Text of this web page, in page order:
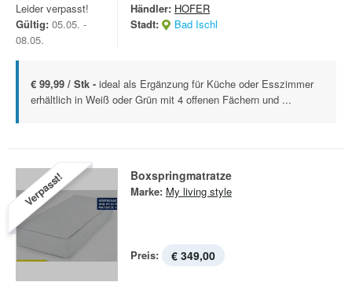
Leider verpasst!
Gültig: 05.05. -
08.05.
Händler: HOFER
Stadt:
Bad Ischl
€ 99,99 / Stk - ideal als Ergänzung für Küche oder Esszimmer
erhältlich in Weiß oder Grün mit 4 offenen Fächern und ...
Verpasst! Boxspringmatratze
Marke: My living style
Preis: € 349,00